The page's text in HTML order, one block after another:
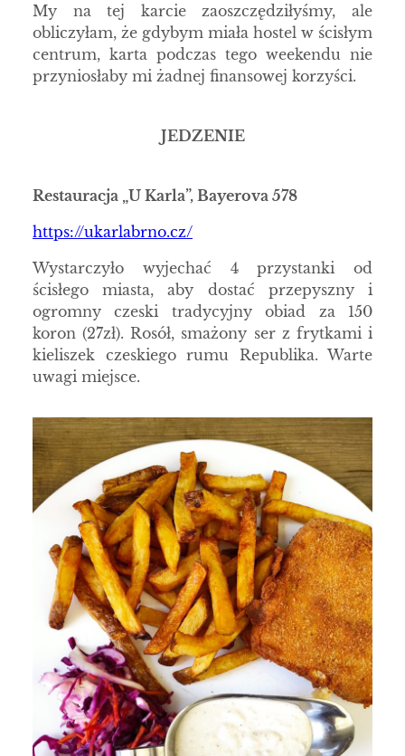
My na tej karcie zaoszczędziłyśmy, ale
obliczyłam, że gdybym miała hostel w ścisłym
centrum, karta podczas tego weekendu nie
przyniosłaby mi żadnej finansowej korzyści.
JEDZENIE
Restauracja „U Karla”, Bayerova 578
https://ukarlabrno.cz/
Wystarczyło wyjechać 4 przystanki od
ścisłego miasta, aby dostać przepyszny i
ogromny czeski tradycyjny obiad za 150
koron (27zł). Rosół, smażony ser z frytkami i
kieliszek czeskiego rumu Republika. Warte
uwagi miejsce.